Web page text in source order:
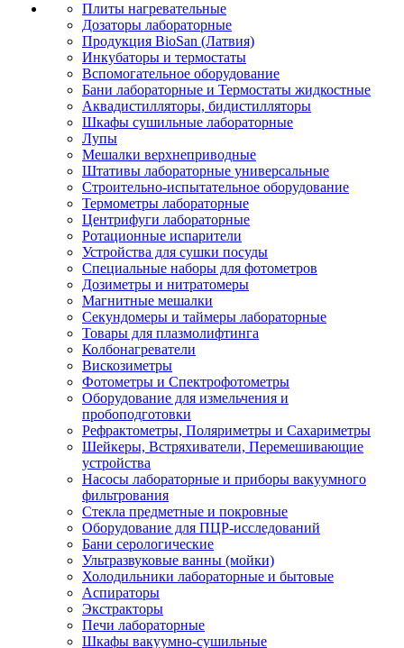
Плиты нагревательные
Дозаторы лабораторные
Продукция BioSan (Латвия)
Инкубаторы и термостаты
Вспомогательное оборудование
Бани лабораторные и Термостаты жидкостные
Аквадистилляторы, бидистилляторы
Шкафы сушильные лабораторные
Лупы
Мешалки верхнеприводные
Штативы лабораторные универсальные
Строительно-испытательное оборудование
Термометры лабораторные
Центрифуги лабораторные
Ротационные испарители
Устройства для сушки посуды
Специальные наборы для фотометров
Дозиметры и нитратомеры
Магнитные мешалки
Секундомеры и таймеры лабораторные
Товары для плазмолифтинга
Колбонагреватели
Вискозиметры
Фотометры и Спектрофотометры
Оборудование для измельчения и
пробоподготовки
Рефрактометры, Поляриметры и Сахариметры
Шейкеры, Встряхиватели, Перемешивающие
устройства
Насосы лабораторные и приборы вакуумного
фильтрования
Стекла предметные и покровные
Оборудование для ПЦР-исследований
Бани серологические
Ультразвуковые ванны (мойки)
Холодильники лабораторные и бытовые
Аспираторы
Экстракторы
Печи лабораторные
Шкафы вакуумно-сушильные